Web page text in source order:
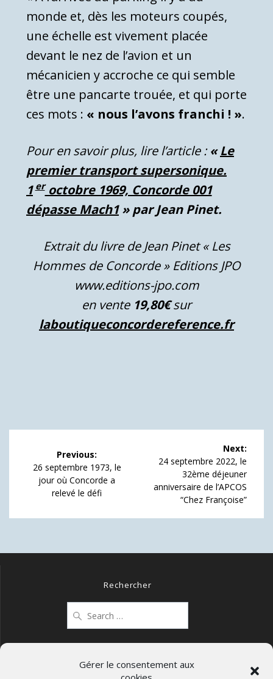
Gérer le consentement aux
monde et, dès les moteurs coupés,
une échelle est vivement placée
devant le nez de l’avion et un
mécanicien y accroche ce qui semble
être une pancarte trouée, et qui porte
ces mots : « nous l’avons franchi ! ».
Pour en savoir plus, lire l’article :«Le
premier transport supersonique.
1 eroctobre 1969, Concorde 001
dépasse Mach1» par Jean Pinet.
Extrait du livre de Jean Pinet « Les
Hommes de Concorde » Editions JPO
www.editions-jpo.com
en vente 19,80€sur
laboutiqueconcordereference.fr
l’article
Previous:
Previous
post:
26 septembre 1973, le
jour où Concorde a
relevé le défi
Next:
Next
24 septembre 2022, le
32ème déjeuner
anniversaire de l’APCOS
“Chez Françoise”
Rechercher
for: